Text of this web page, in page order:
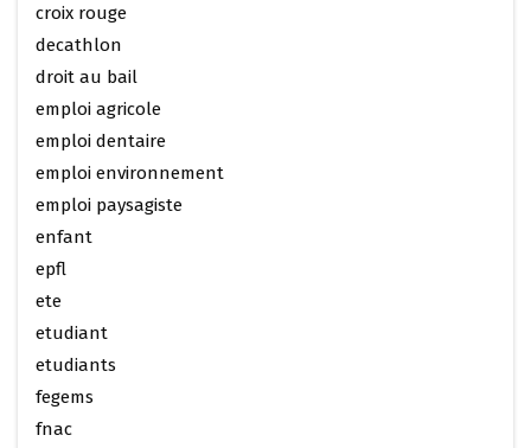
croix rouge
decathlon
droit au bail
emploi agricole
emploi dentaire
emploi environnement
emploi paysagiste
enfant
epfl
ete
etudiant
etudiants
fegems
fnac